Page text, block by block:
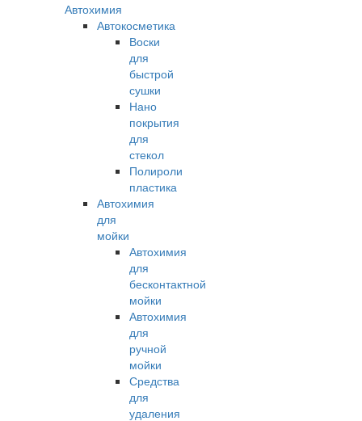
Автохимия
Автокосметика
Воски
для
быстрой
сушки
Нано
покрытия
для
стекол
Полироли
пластика
Автохимия
для
мойки
Автохимия
для
бесконтактной
мойки
Автохимия
для
ручной
мойки
Средства
для
удаления